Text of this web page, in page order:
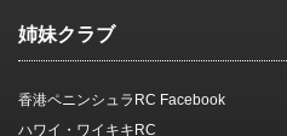
姉妹クラブ
香港ペニンシュラRC Facebook
ハワイ・ワイキキRC